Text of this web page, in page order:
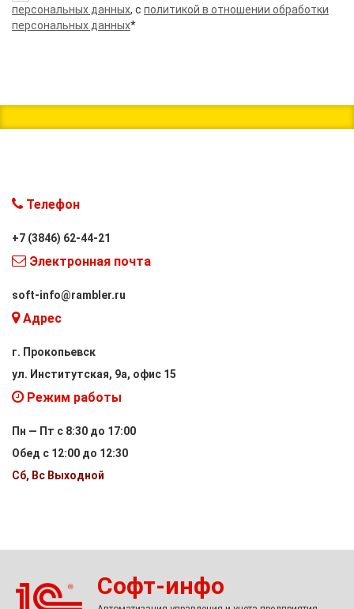
персональных данных, с политикой в отношении обработки
персональных данных*
Телефон
+7 (3846) 62-44-21
Электронная почта
soft-info@rambler.ru
Адрес
г. Прокопьевск
ул. Институтская, 9а, офис 15
Режим работы
Пн — Пт с 8:30 до 17:00
Обед с 12:00 до 12:30
Сб, Вс Выходной
Софт-инфо